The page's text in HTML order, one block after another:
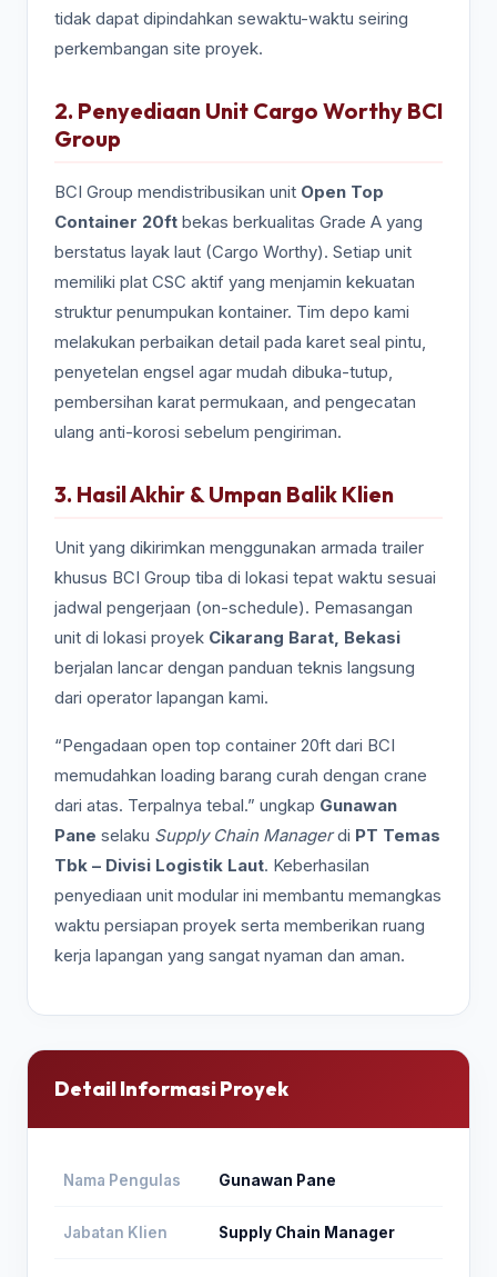
tidak dapat dipindahkan sewaktu-waktu seiring
perkembangan site proyek.
2. Penyediaan Unit Cargo Worthy BCI
Group
BCI Group mendistribusikan unit Open Top
Container 20ft bekas berkualitas Grade A yang
berstatus layak laut (Cargo Worthy). Setiap unit
memiliki plat CSC aktif yang menjamin kekuatan
struktur penumpukan kontainer. Tim depo kami
melakukan perbaikan detail pada karet seal pintu,
penyetelan engsel agar mudah dibuka-tutup,
pembersihan karat permukaan, and pengecatan
ulang anti-korosi sebelum pengiriman.
3. Hasil Akhir & Umpan Balik Klien
Unit yang dikirimkan menggunakan armada trailer
khusus BCI Group tiba di lokasi tepat waktu sesuai
jadwal pengerjaan (on-schedule). Pemasangan
unit di lokasi proyek Cikarang Barat, Bekasi
berjalan lancar dengan panduan teknis langsung
dari operator lapangan kami.
“Pengadaan open top container 20ft dari BCI
memudahkan loading barang curah dengan crane
dari atas. Terpalnya tebal.” ungkap Gunawan
Pane selaku Supply Chain Managerdi PT Temas
Tbk – Divisi Logistik Laut. Keberhasilan
penyediaan unit modular ini membantu memangkas
waktu persiapan proyek serta memberikan ruang
kerja lapangan yang sangat nyaman dan aman.
Detail Informasi Proyek
Nama Pengulas Gunawan Pane
Jabatan Klien Supply Chain Manager